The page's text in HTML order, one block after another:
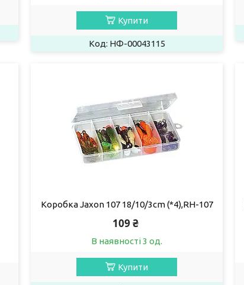
Купити
НФ-00043115
Коробка Jaxon 107 18/10/3cm (*4),RH-107
109 ₴
В наявності 3 од.
Купити